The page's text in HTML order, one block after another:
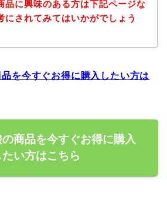
品に興味のある方は下記ページな
にされてみてはいかがでしょう
を今すぐお得に購入したい方は
商品を今すぐお得に購入
たい方はこちら